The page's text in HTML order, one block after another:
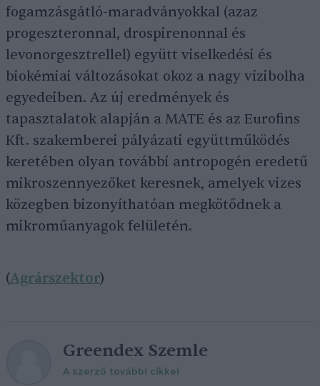
fogamzásgátló-maradványokkal (azaz
progeszteronnal, drospirenonnal és
levonorgesztrellel) együtt viselkedési és
biokémiai változásokat okoz a nagy vízibolha
egyedeiben. Az új eredmények és
tapasztalatok alapján a MATE és az Eurofins
Kft. szakemberei pályázati együttműködés
keretében olyan további antropogén eredetű
mikroszennyezőket keresnek, amelyek vizes
közegben bizonyíthatóan megkötődnek a
mikroműanyagok felületén.
(Agrárszektor)
Greendex Szemle
A szerző további cikkei